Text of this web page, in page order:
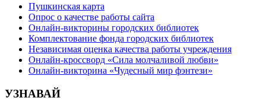
Пушкинская карта
Опрос о качестве работы сайта
Онлайн-викторины городских библиотек
Комплектование фонда городских библиотек
Независимая оценка качества работы учреждения
Онлайн-кроссворд «Сила молчаливой любви»
Онлайн-викторина «Чудесный мир фэнтези»
УЗНАВАЙ